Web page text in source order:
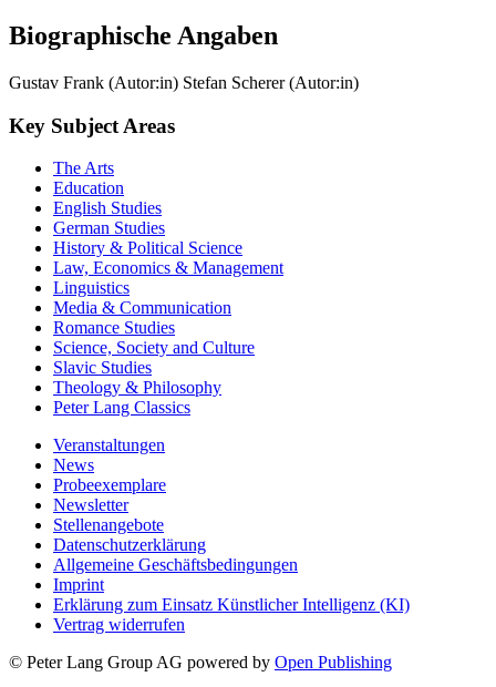
Biographische Angaben
Gustav Frank (Autor:in) Stefan Scherer (Autor:in)
Key Subject Areas
The Arts
Education
English Studies
German Studies
History & Political Science
Law, Economics & Management
Linguistics
Media & Communication
Romance Studies
Science, Society and Culture
Slavic Studies
Theology & Philosophy
Peter Lang Classics
Veranstaltungen
News
Probeexemplare
Newsletter
Stellenangebote
Datenschutzerklärung
Allgemeine Geschäftsbedingungen
Imprint
Erklärung zum Einsatz Künstlicher Intelligenz (KI)
Vertrag widerrufen
© Peter Lang Group AG powered by Open Publishing